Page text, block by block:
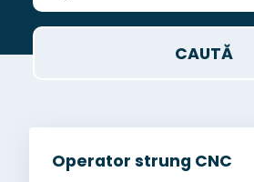
Operator strung CNC